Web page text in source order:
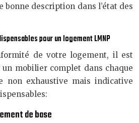
bonne description dans l’état des
pour un logement LMNP
de votre logement, il est
mobilier complet dans chaque
non exhaustive mais indicative
de base